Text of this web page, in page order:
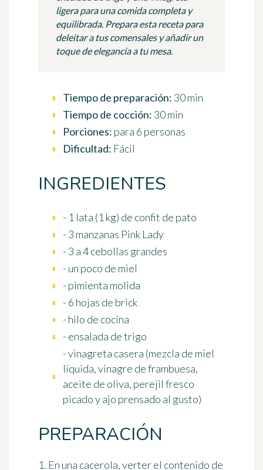
ligera para una comida completa y
equilibrada. Prepara esta receta para
deleitar a tus comensales y añadir un
toque de elegancia a tu mesa.
Tiempo de preparación: 30 min
Tiempo de cocción: 30 min
Porciones: para 6 personas
Dificultad: Fácil
INGREDIENTES
- 1 lata (1 kg) de confit de pato
- 3 manzanas Pink Lady
- 3 a 4 cebollas grandes
- un poco de miel
- pimienta molida
- 6 hojas de brick
- hilo de cocina
- ensalada de trigo
- vinagreta casera (mezcla de miel
líquida, vinagre de frambuesa,
aceite de oliva, perejil fresco
picado y ajo prensado al gusto)
PREPARACIÓN
1. En una cacerola, verter el contenido de